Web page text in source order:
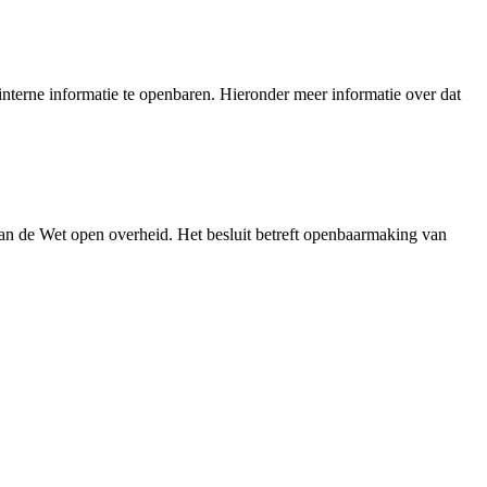
informatie te openbaren. Hieronder meer informatie over dat
de Wet open overheid. Het besluit betreft openbaarmaking van